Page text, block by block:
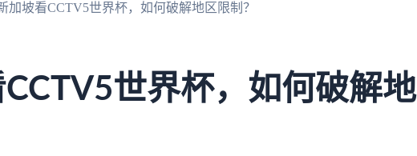
加坡看CCTV5世界杯，如何破解地区限制？
世界杯，如何破解地